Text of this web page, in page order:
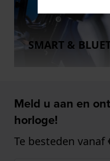
SMART &
Meld u aan en
horloge!
Te besteden vanaf